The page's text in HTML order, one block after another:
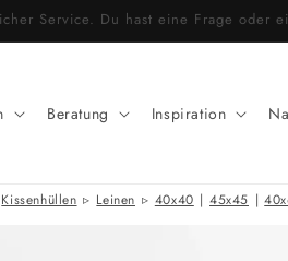
Service. Du hast eine Frage
Beratung Inspiration
Kissenhüllen Leinen 40x40 | 45x45 |